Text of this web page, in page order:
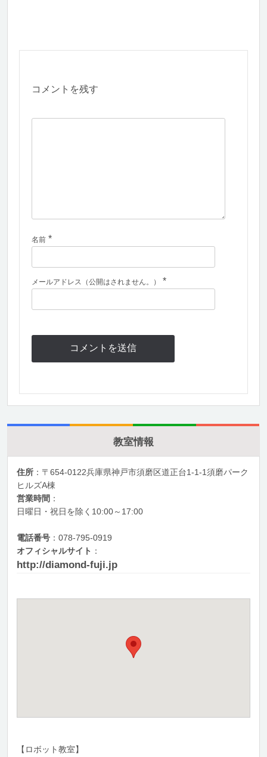
コメントを残す
名前 *
メールアドレス（公開はされません。） *
教室情報
住所 ：〒654-0122兵庫県神戸市須磨区道正台1-1-1須磨パーク
ヒルズA棟
営業時間 ：
日曜日・祝日を除く10:00～17:00
電話番号 ：078-795-0919
オフィシャルサイト ：
http://diamond-fuji.jp
【ロボット教室】